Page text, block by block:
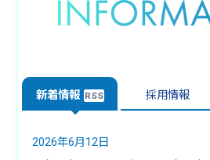
新着情報 RSS 採用情報
2026年6月 12日